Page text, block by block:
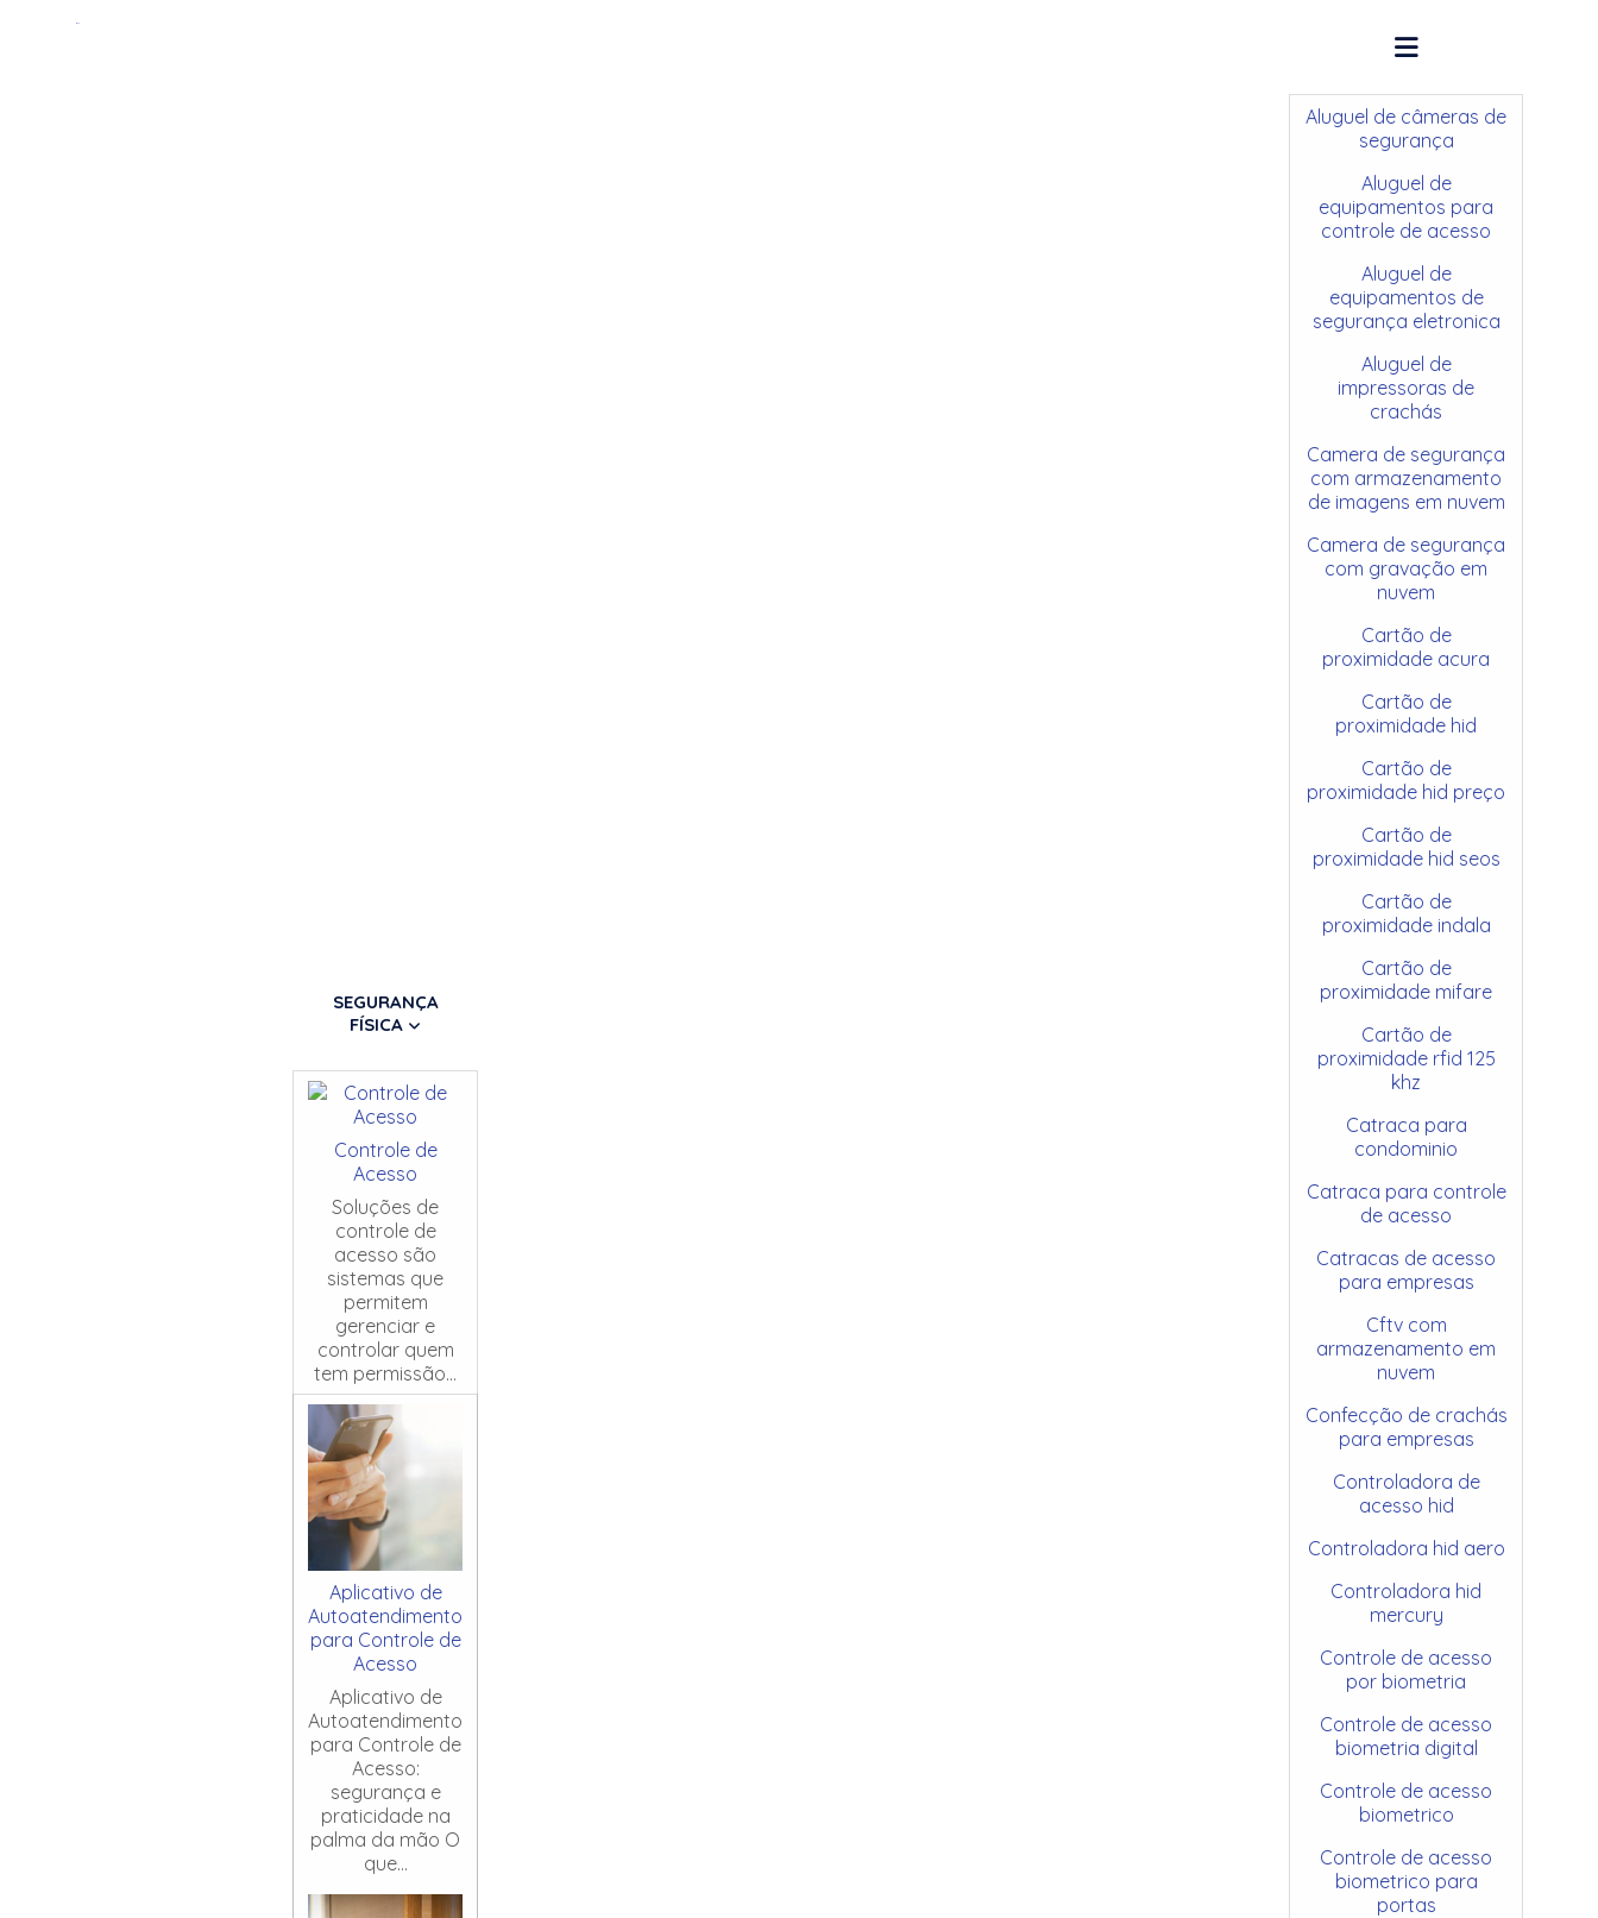
SEGURANÇA
FÍSICA
Controle de
Acesso
Soluções de
controle de
acesso são
sistemas que
permitem
gerenciar e
controlar quem
tem permissão...
Aplicativo de
Autoatendimento
para Controle de
Acesso
Aplicativo de
Autoatendimento
para Controle de
Acesso:
segurança e
praticidade na
palma da mão O
que...
Aluguel de câmeras de
segurança
Aluguel de
equipamentos para
controle de acesso
Aluguel de
equipamentos de
segurança eletronica
Aluguel de
impressoras de
crachás
Camera de segurança
com armazenamento
de imagens em nuvem
Camera de segurança
com gravação em
nuvem
Cartão de
proximidade acura
Cartão de
proximidade hid
Cartão de
proximidade hid preço
Cartão de
proximidade hid seos
Cartão de
proximidade indala
Cartão de
proximidade mifare
Cartão de
proximidade rfid 125
khz
Catraca para
condominio
Catraca para controle
de acesso
Catracas de acesso
para empresas
Cftv com
armazenamento em
nuvem
Confecção de crachás
para empresas
Controladora de
acesso hid
Controladora hid aero
Controladora hid
mercury
Controle de acesso
por biometria
Controle de acesso
biometria digital
Controle de acesso
biometrico
Controle de acesso
biometrico para
portas